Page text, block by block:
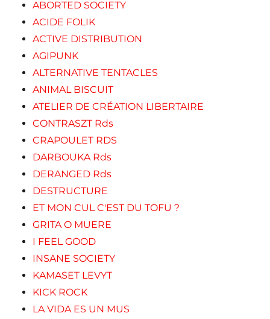
ABORTED SOCIETY
ACIDE FOLIK
ACTIVE DISTRIBUTION
AGIPUNK
ALTERNATIVE TENTACLES
ANIMAL BISCUIT
ATELIER DE CRÉATION LIBERTAIRE
CONTRASZT Rds
CRAPOULET RDS
DARBOUKA Rds
DERANGED Rds
DESTRUCTURE
ET MON CUL C'EST DU TOFU ?
GRITA O MUERE
I FEEL GOOD
INSANE SOCIETY
KAMASET LEVYT
KICK ROCK
LA VIDA ES UN MUS